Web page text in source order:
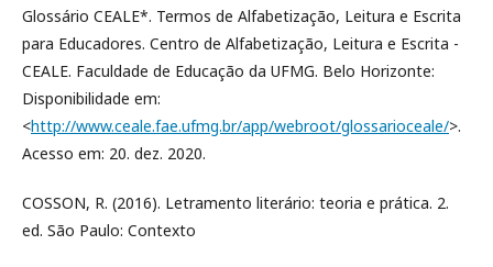
Glossário CEALE*. Termos de Alfabetização, Leitura e Escrita
para Educadores. Centro de Alfabetização, Leitura e Escrita -
CEALE. Faculdade de Educação da UFMG. Belo Horizonte:
Disponibilidade em:
<http://www.ceale.fae.ufmg.br/app/webroot/glossarioceale/>.
Acesso em: 20. dez. 2020.
COSSON, R. (2016). Letramento literário: teoria e prática. 2.
ed. São Paulo: Contexto